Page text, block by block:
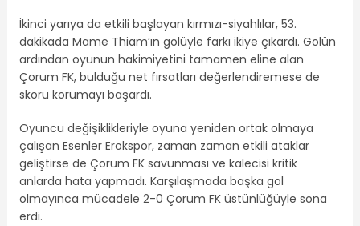
İkinci yarıya da etkili başlayan kırmızı-siyahlılar, 53.
dakikada Mame Thiam’ın golüyle farkı ikiye çıkardı. Golün
ardından oyunun hakimiyetini tamamen eline alan
Çorum FK, bulduğu net fırsatları değerlendiremese de
skoru korumayı başardı.
Oyuncu değişiklikleriyle oyuna yeniden ortak olmaya
çalışan Esenler Erokspor, zaman zaman etkili ataklar
geliştirse de Çorum FK savunması ve kalecisi kritik
anlarda hata yapmadı. Karşılaşmada başka gol
olmayınca mücadele 2-0 Çorum FK üstünlüğüyle sona
erdi.